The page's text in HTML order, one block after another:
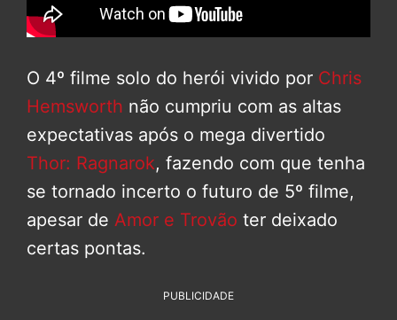
O 4º filme solo do herói vivido por Chris
Hemsworth não cumpriu com as altas
expectativas após o mega divertido
Thor: Ragnarok, fazendo com que tenha
se tornado incerto o futuro de 5º filme,
apesar de Amor e Trovão ter deixado
certas pontas.
PUBLICIDADE